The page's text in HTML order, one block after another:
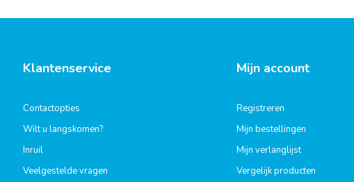
Klantenservice
Contactopties
Wilt u langskomen?
Inruil
Veelgestelde vragen
Mijn account
Registreren
Mijn bestellingen
Mijn verlanglijst
Vergelijk producten